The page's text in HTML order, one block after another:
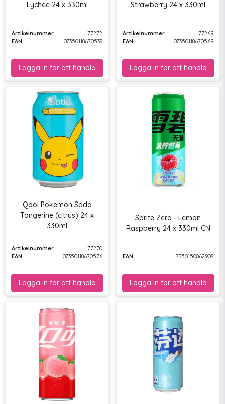
Lychee 24 x 330ml
Artikelnummer
77272
EAN
07350118670538
Strawberry 24 x 330ml
Artikelnummer
77269
EAN
07350118670569
Qdol Pokemon Soda
Tangerine (citrus) 24 x
330ml
Artikelnummer
77270
EAN
07350118670576
Sprite Zero - Lemon
Raspberry 24 x 330ml CN
EAN 7350150862908